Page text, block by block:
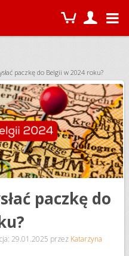
paczkę do Belgii w 2024 roku?
paczkę do
29.01.2025 przez Katarzyna